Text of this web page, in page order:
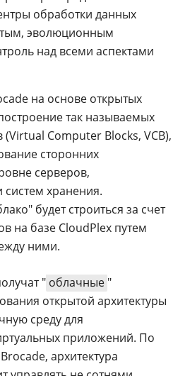
обработки данных
эволюционным
над всеми аспектами
на основе открытых
так называемых
Computer Blocks, VCB),
сторонних
серверов,
систем хранения.
будет строиться за счет
на базе CloudPlex путем
ними.
" облачные "
открытой архитектуры
среду для
приложений. По
архитектура